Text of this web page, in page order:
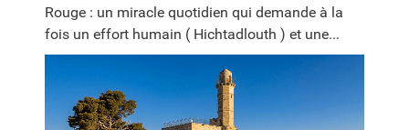
Rouge : un miracle quotidien qui demande à la
fois un effort humain ( Hichtadlouth ) et une...